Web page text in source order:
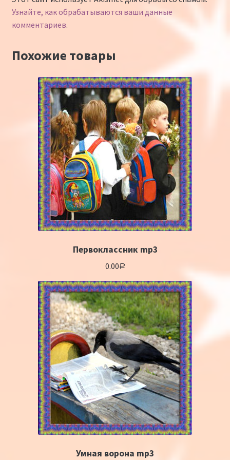
Узнайте, как обрабатываются ваши данные
комментариев.
Похожие товары
Первоклассник mp3
0.00Р
Умная ворона mp3